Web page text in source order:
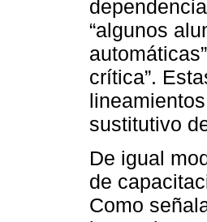
“algunos
crítica”.
sustitutivo
De igual
de
Como